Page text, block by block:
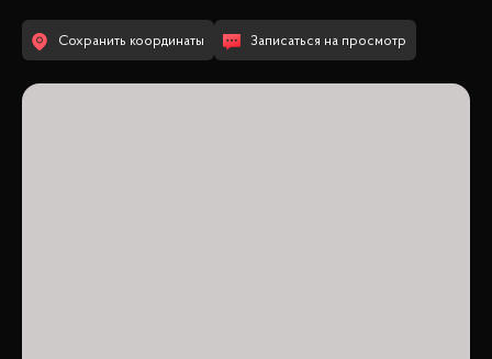
Сохранить координаты Записаться на просмотр